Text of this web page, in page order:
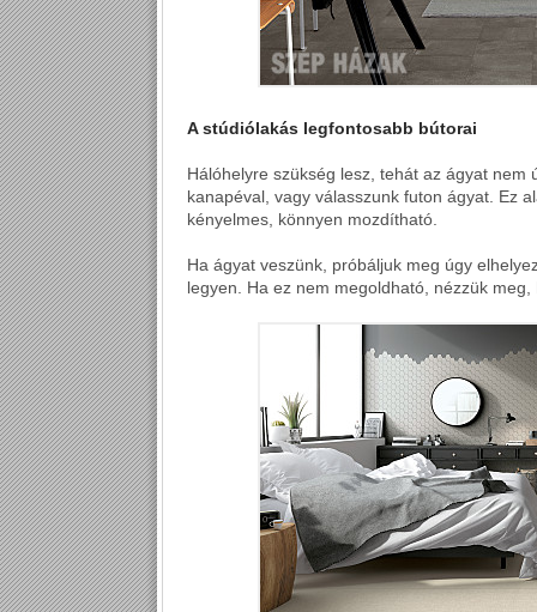
A stúdiólakás legfontosabb bútorai
Hálóhelyre szükség lesz, tehát az ágyat
kanapéval, vagy válasszunk futon ágyat. Ez
kényelmes, könnyen mozdítható.
Ha ágyat veszünk, próbáljuk meg úgy
legyen. Ha ez nem megoldható, nézzük